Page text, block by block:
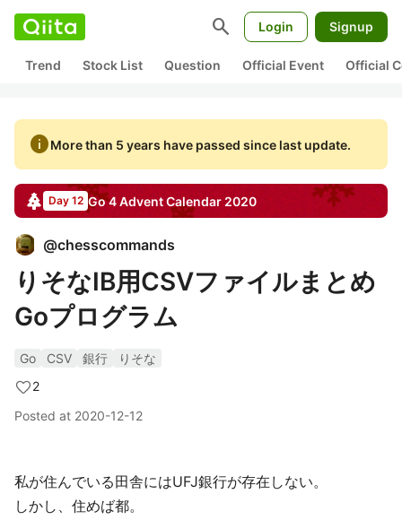
search Login Signup
Trend Stock List Question Official Event Official
infoMore than 5 years have passed since last update.
Day 12 Go 4Advent Calendar 2020
@chesscommands
りそなIB用CSVファイルまとめ
Goプログラム
Go CSV 銀行
りそな
2
Posted at 2020-12-12
私が住んでいる田舎にはUFJ銀行が存在しない。
しかし、住めば都。